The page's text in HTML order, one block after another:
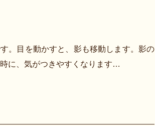
。目を動かすと、影も移動します。影の
に、気がつきやすくなります…